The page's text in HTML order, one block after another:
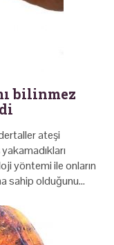
bilinmez
ateşi
yöntemi ile onların
sahip olduğunu…